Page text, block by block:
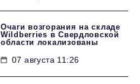
Очаги возгорания на складе
Wildberries в Свердловской
области локализованы
07 августа 11:26